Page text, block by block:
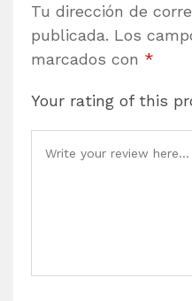
Tu dirección de
publicada. Los
marcados con *
Your rating of this